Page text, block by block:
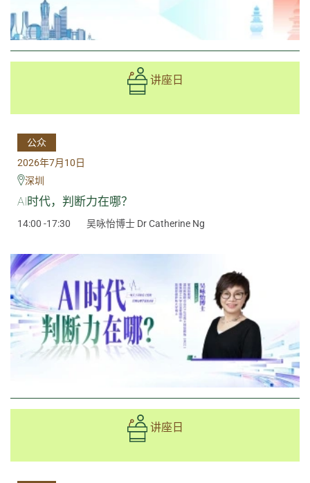
讲座日
公众
2026年7月10日
深圳
AI时代，判断力在哪？
14:00 -17:30 吴咏怡博士 Dr Catherine Ng
讲座日